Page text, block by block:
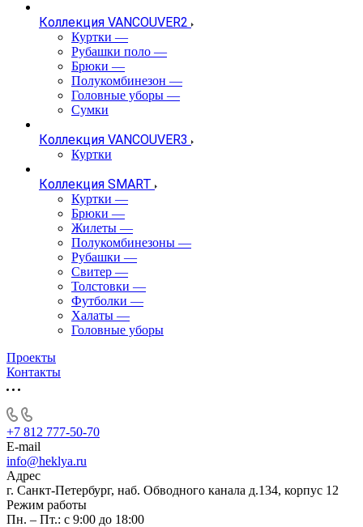
Коллекция VANCOUVER2
Куртки —
Рубашки поло —
Брюки —
Полукомбинезон —
Головные уборы —
Сумки
Коллекция VANCOUVER3
Куртки
Коллекция SMART
Куртки —
Брюки —
Жилеты —
Полукомбинезоны —
Рубашки —
Свитер —
Толстовки —
Футболки —
Халаты —
Головные уборы
Проекты
Контакты
+7 812 777-50-70
E-mail
info@heklya.ru
Адрес
г. Санкт-Петербург, наб. Обводного канала д.134, корпус 12
Режим работы
Пн. – Пт.: с 9:00 до 18:00